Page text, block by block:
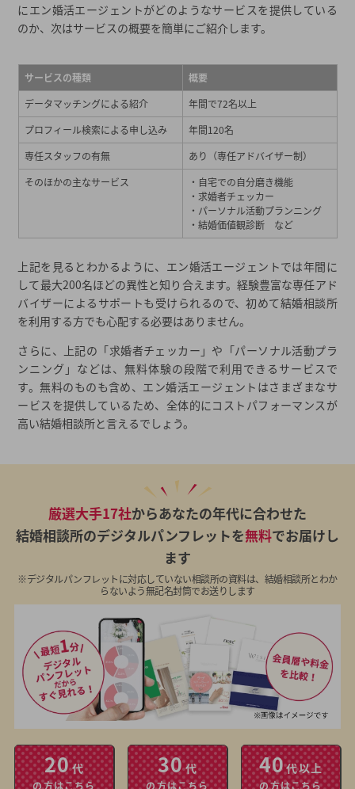
にエン婚活エージェントがどのようなサービスを提供している
のか、次はサービスの概要を簡単にご紹介します。
サービスの種類
概要
データマッチングによる紹介
年間で72名以上
プロフィール検索による申し込み
年間120名
専任スタッフの有無
あり（専任アドバイザー制）
そのほかの主なサービス
・自宅での自分磨き機能
・求婚者チェッカー
・パーソナル活動プランニング
・結婚価値観診断 など
上記を見るとわかるように、エン婚活エージェントでは年間に
して最大200名ほどの異性と知り合えます。経験豊富な専任アド
バイザーによるサポートも受けられるので、初めて結婚相談所
を利用する方でも心配する必要はありません。
さらに、上記の「求婚者チェッカー」や「パーソナル活動プラ
ンニング」などは、無料体験の段階で利用できるサービスで
す。無料のものも含め、エン婚活エージェントはさまざまなサ
ービスを提供しているため、全体的にコストパフォーマンスが
高い結婚相談所と言えるでしょう。
厳選大手17社からあなたの年代に合わせた
結婚相談所のデジタルパンフレットを無料でお届けし
ます
※デジタルパンフレットに対応していない相談所の資料は、結婚相談所とわか
らないよう無記名封筒でお送りします
20代
の方はこちら
30代
の方はこちら
40代以上
の方はこちら